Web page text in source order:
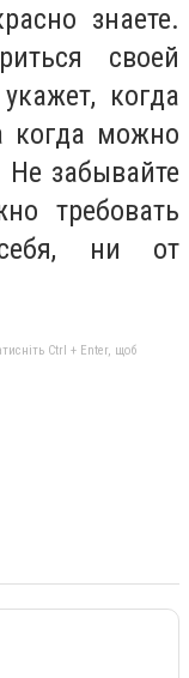
знаете.
своей
когда
когда можно
Не забывайте
требовать
ни от
Ctrl + Enter, щоб